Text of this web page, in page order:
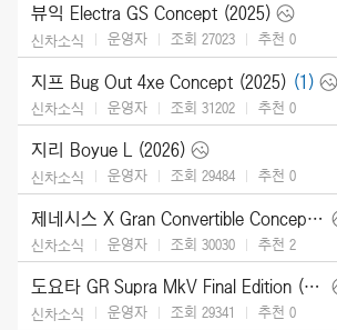
뷰익 Electra GS Concept (2025)
신차소식 운영자 조회 27023 추천 0
지프 Bug Out 4xe Concept (2025) (1)
신차소식 운영자 조회 31202 추천 0
지리 Boyue L (2026)
신차소식 운영자 조회 29484 추천 0
제네시스 X Gran Convertible Concept (2025)
신차소식 운영자 조회 30030 추천 2
도요타 GR Supra MkV Final Edition (2026)
신차소식 운영자 조회 29341 추천 0